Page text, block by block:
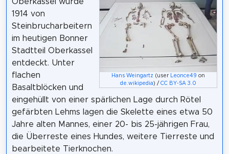
Hans Weingartz (user Leonce49 on
de.wikipedia ) /CC BY-SA 3.0
Oberkassel wurde
1914 von
Steinbrucharbeitern
im heutigen Bonner
Stadtteil Oberkassel
entdeckt. Unter
flachen
Basaltblöcken und
eingehüllt von einer spärlichen Lage durch Rötel
gefärbten Lehms lagen die Skelette eines etwa 50
Jahre alten Mannes, einer 20- bis 25-jährigen Frau,
die Überreste eines Hundes, weitere Tierreste und
bearbeitete Tierknochen.